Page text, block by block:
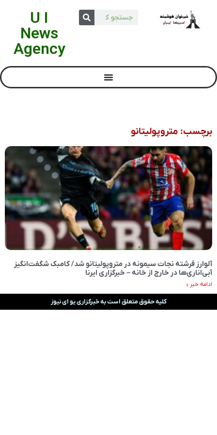
U I
News
Agency
برچسب: متروپولیتانو
آلوارز فرشته نجات سیمونه در متروپولیتانو شد/ کامبک شگفت‌انگیز
آبی‌اناری‌ها در خارج از خانه – خبرگزاری ایرنا
ادامه خبر »
کلیه حقوق متعلق است به خبرگزاری یو ای نیوز